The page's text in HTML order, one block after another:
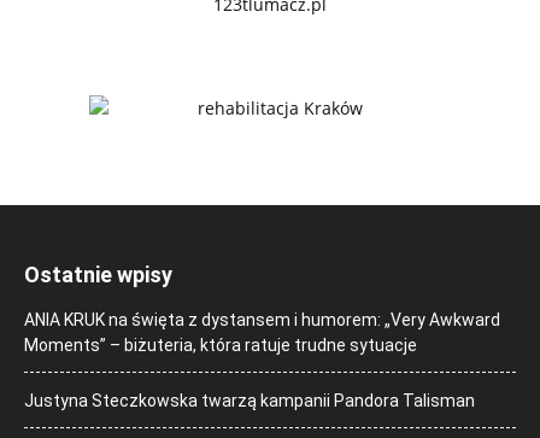
Ostatnie wpisy
ANIA KRUK na święta z dystansem i humorem: „Very Awkward
Moments” – biżuteria, która ratuje trudne sytuacje
Justyna Steczkowska twarzą kampanii Pandora Talisman